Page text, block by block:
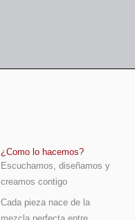
¿Como lo hacemos?
Escuchamos, diseñamos y
creamos contigo
Cada pieza nace de la